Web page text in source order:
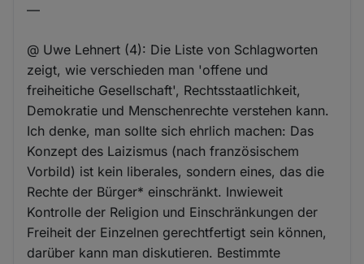
—
@ Uwe Lehnert (4): Die Liste von Schlagworten
zeigt, wie verschieden man 'offene und
freiheitiche Gesellschaft', Rechtsstaatlichkeit,
Demokratie und Menschenrechte verstehen kann.
Ich denke, man sollte sich ehrlich machen: Das
Konzept des Laizismus (nach französischem
Vorbild) ist kein liberales, sondern eines, das die
Rechte der Bürger* einschränkt. Inwieweit
Kontrolle der Religion und Einschränkungen der
Freiheit der Einzelnen gerechtfertigt sein können,
darüber kann man diskutieren. Bestimmte